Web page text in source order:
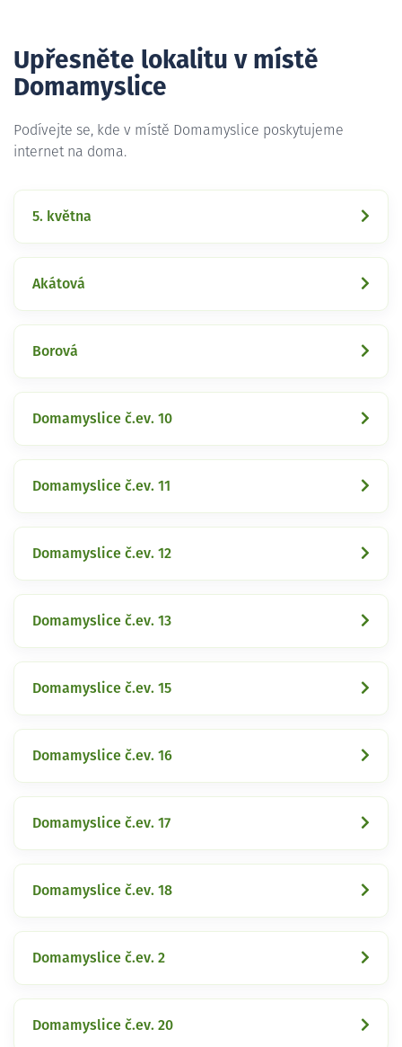
Upřesněte lokalitu v místě
Domamyslice
Podívejte se, kde v místě Domamyslice poskytujeme
internet na doma.
5. května
Akátová
Borová
Domamyslice č.ev. 10
Domamyslice č.ev. 11
Domamyslice č.ev. 12
Domamyslice č.ev. 13
Domamyslice č.ev. 15
Domamyslice č.ev. 16
Domamyslice č.ev. 17
Domamyslice č.ev. 18
Domamyslice č.ev. 2
Domamyslice č.ev. 20